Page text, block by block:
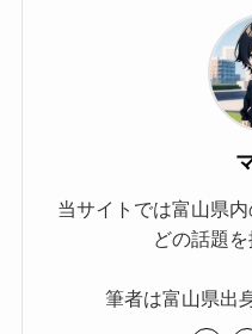
当サイトでは富山県
どの話題を
筆者は富山県出